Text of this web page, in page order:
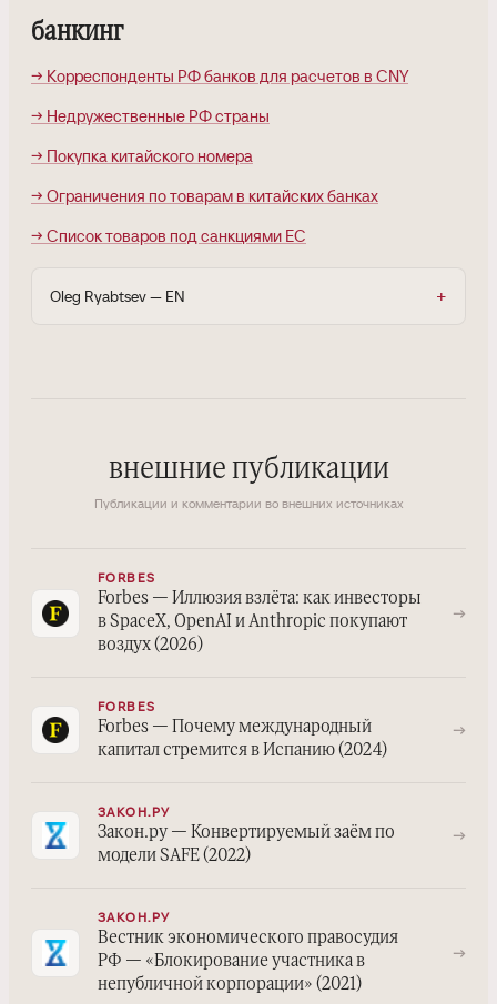
банкинг
→ Корреспонденты РФ банков для расчетов в CNY
→ Недружественные РФ страны
→ Покупка китайского номера
→ Ограничения по товарам в китайских банках
→ Список товаров под санкциями ЕС
Oleg Ryabtsev — EN
внешние публикации
Публикации и комментарии во внешних источниках
FORBES
Forbes — Иллюзия взлёта: как инвесторы
в SpaceX, OpenAI и Anthropic покупают
воздух (2026)
→
FORBES
Forbes — Почему международный
капитал стремится в Испанию (2024)
→
ЗАКОН.РУ
Закон.ру — Конвертируемый заём по
модели SAFE (2022)
→
ЗАКОН.РУ
Вестник экономического правосудия
РФ — «Блокирование участника в
непубличной корпорации» (2021)
→